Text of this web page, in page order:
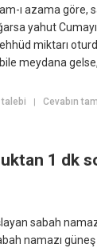
ı azama göre,
yahut
miktarı
meydana
talebi |Cevabın
1 dk
sabah
namazı